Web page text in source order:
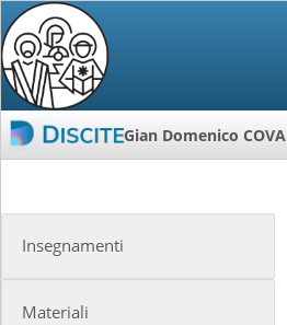
Gian Domenico COVA
Insegnamenti
Materiali